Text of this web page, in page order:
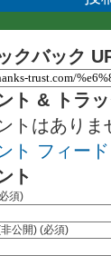
クバック
ト & トラ
トはありま
ト フィード
ト
須)
公開) (必須)